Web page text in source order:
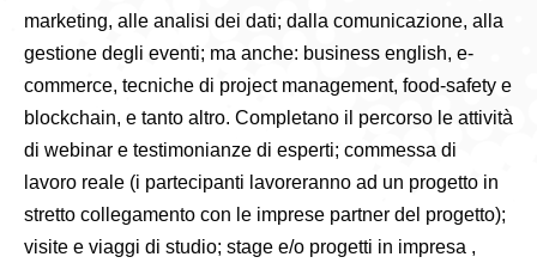
marketing, alle analisi dei dati; dalla comunicazione, alla
gestione degli eventi; ma anche: business english, e-
commerce, tecniche di project management, food-safety e
blockchain, e tanto altro. Completano il percorso le attività
di webinar e testimonianze di esperti; commessa di
lavoro reale (i partecipanti lavoreranno ad un progetto in
stretto collegamento con le imprese partner del progetto);
visite e viaggi di studio; stage e/o progetti in impresa ,